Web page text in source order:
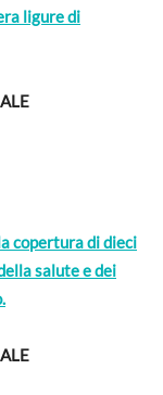
ligure di
copertura di dieci
salute e dei